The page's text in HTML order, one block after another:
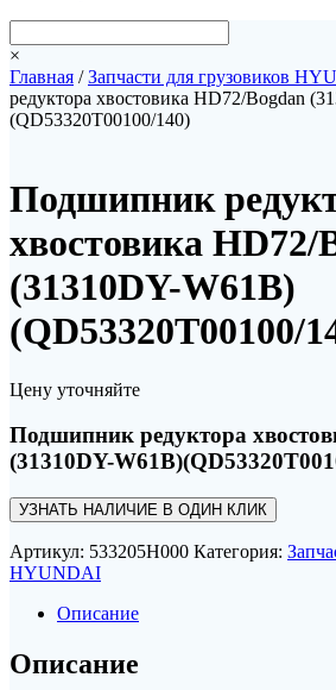
×
Главная /Запчасти для грузовиков
редуктора хвостовика HD72/Bogdan
(QD53320T00100/140)
Подшипник
хвостовика HD72/
(31310DY-W61B)
(QD53320T00100/
Цену уточняйте
Подшипник редуктора
(31310DY-
УЗНАТЬ НАЛИЧИЕ В ОДИН КЛИК
Артикул: 533205H000 Категория:
HYUNDAI
Описание
Описание